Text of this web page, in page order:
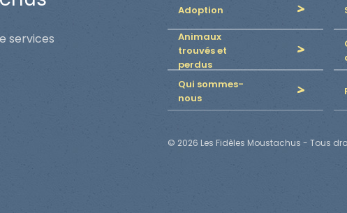
services
Adoption
Animaux
trouvés et
perdus
Qui sommes-
nous
© 2026 Les Fidèles Moustachus - Tous